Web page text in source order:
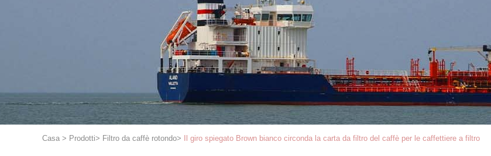
Casa > Prodotti> Filtro da caffè rotondo> Il giro spiegato Brown bianco circonda la carta da filtro del caffè per le caffettiere a filtro